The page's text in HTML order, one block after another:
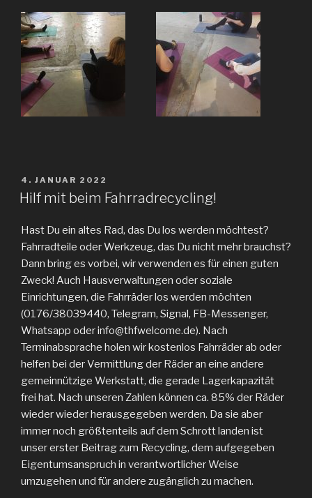
VERÖFFENTLICHT
AM
4. JANUAR 2022
Hilf mit beim Fahrradrecycling!
Hast Du ein altes Rad, das Du los werden möchtest?
Fahrradteile oder Werkzeug, das Du nicht mehr brauchst?
Dann bring es vorbei, wir verwenden es für einen guten
Zweck! Auch Hausverwaltungen oder soziale
Einrichtungen, die Fahrräder los werden möchten
(0176/38039440, Telegram, Signal, FB-Messenger,
Whatsapp oder info@thfwelcome.de). Nach
Terminabsprache holen wir kostenlos Fahrräder ab oder
helfen bei der Vermittlung der Räder an eine andere
gemeinnützige Werkstatt, die gerade Lagerkapazität
frei hat. Nach unseren Zahlen können ca. 85% der Räder
wieder wieder herausgegeben werden. Da sie aber
immer noch größtenteils auf dem Schrott landen ist
unser erster Beitrag zum Recycling, dem aufgegeben
Eigentumsanspruch in verantwortlicher Weise
umzugehen und für andere zugänglich zu machen.